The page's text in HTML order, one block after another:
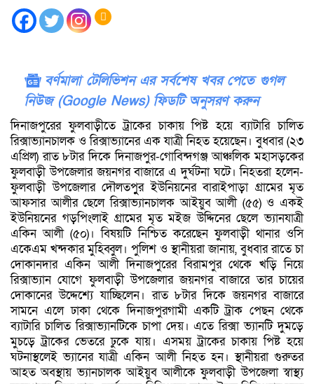
বর্ণমালা টেলিভিশন এর সর্বশেষ খবর পেতে গুগল
নিউজ (Google News) ফিডটি অনুসরণ করুন
দিনাজপুরের ফুলবাড়ীতে ট্রাকের চাকায় পিষ্ট হয়ে ব্যাটারি চালিত
রিক্সাভ্যানচালক ও রিক্সাভ্যানের এক যাত্রী নিহত হয়েছেন। বুধবার (২৩
এপ্রিল) রাত ৮টার দিকে দিনাজপুর-গোবিন্দগঞ্জ আঞ্চলিক মহাসড়কের
ফুলবাড়ী উপজেলার জয়নগর বাজারে এ দুর্ঘটনা ঘটে। নিহতরা হলেন-
ফুলবাড়ী উপজেলার দৌলতপুুর ইউনিয়নের বারাইপাড়া গ্রামের মৃত
আফসার আলীর ছেলে রিক্সাভ্যানচালক আইয়ুব আলী (৫৫) ও একই
ইউনিয়নের গড়পিংলাই গ্রামের মৃত মইজ উদ্দিনের ছেলে ভ্যানযাত্রী
একিন আলী (৫০)। বিষয়টি নিশ্চিত করেছেন ফুলবাড়ী থানার ওসি
একেএম খন্দকার মুহিব্বুল। পুলিশ ও স্থানীয়রা জানায়, বুধবার রাতে চা
দোকানদার একিন আলী দিনাজপুরের বিরামপুর থেকে খড়ি নিয়ে
রিক্সাভ্যান যোগে ফুলবাড়ী উপজেলার জয়নগর বাজারে তার চায়ের
দোকানের উদ্দেশ্যে যাচ্ছিলেন। রাত ৮টার দিকে জয়নগর বাজারে
সামনে এলে ঢাকা থেকে দিনাজপুরগামী একটি ট্রাক পেছন থেকে
ব্যাটারি চালিত রিক্সাভ্যানটিকে চাপা দেয়। এতে রিক্সা ভ্যানটি দুমড়ে
মুচড়ে ট্রাকের ভেতরে ঢুকে যায়। এসময় ট্রাকের চাকায় পিষ্ট হয়ে
ঘটনাস্থলেই ভ্যানের যাত্রী একিন আলী নিহত হন। স্থানীয়রা গুরুতর
আহত অবস্থায় ভ্যানচালক আইয়ুব আলীকে ফুলবাড়ী উপজেলা স্বাস্থ্য